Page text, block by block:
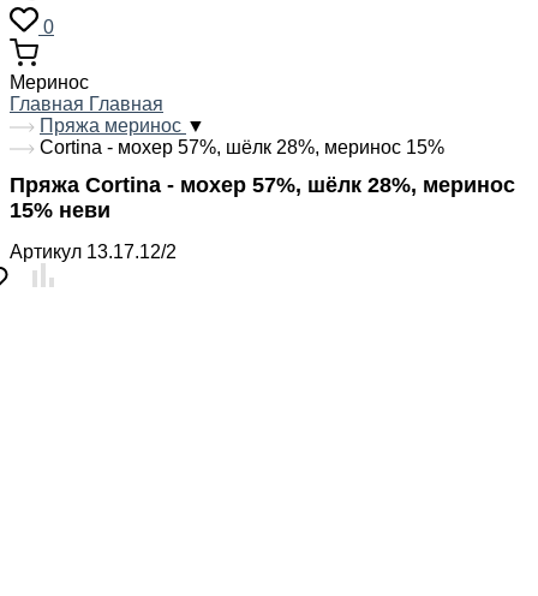
0
Меринос
Главная Главная
Пряжа меринос ▼
Cortina - мохер 57%, шёлк 28%, меринос 15%
Пряжа Cortina - мохер 57%, шёлк 28%, меринос
15% неви
Артикул 13.17.12/2